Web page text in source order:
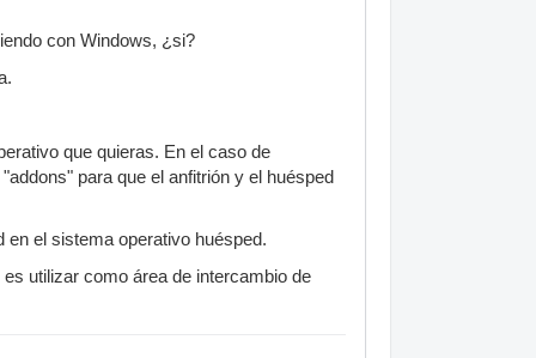
con Windows, ¿si?
que quieras. En el caso de
para que el anfitrión y el huésped
en el sistema operativo huésped.
utilizar como área de intercambio de